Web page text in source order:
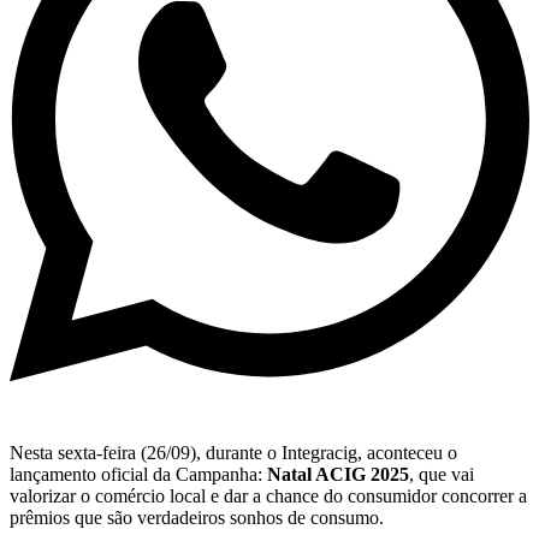
Nesta sexta-feira (26/09), durante o Integracig, aconteceu o
lançamento oficial da Campanha: Natal ACIG 2025, que vai
valorizar o comércio local e dar a chance do consumidor concorrer a
prêmios que são verdadeiros sonhos de consumo.